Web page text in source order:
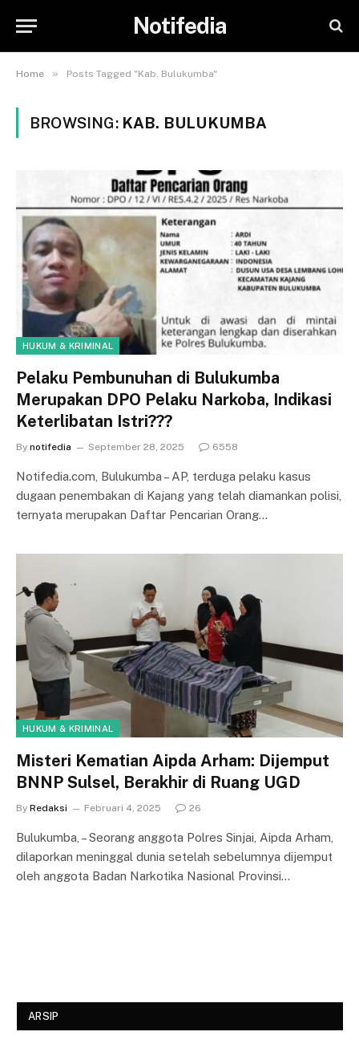
Notifedia
Home » Posts Tagged "Kab. Bulukumba"
BROWSING: KAB. BULUKUMBA
HUKUM & KRIMINAL
Pelaku Pembunuhan di Bulukumba
Merupakan DPO Pelaku Narkoba, Indikasi
Keterlibatan Istri???
By notifedia September 28, 2025 6558
Notifedia.com, Bulukumba – AP, terduga pelaku kasus
dugaan penembakan di Kajang yang telah diamankan polisi,
ternyata merupakan Daftar Pencarian Orang…
HUKUM & KRIMINAL
Misteri Kematian Aipda Arham: Dijemput
BNNP Sulsel, Berakhir di Ruang UGD
By Redaksi Februari 4, 2025 26
Bulukumba, – Seorang anggota Polres Sinjai, Aipda Arham,
dilaporkan meninggal dunia setelah sebelumnya dijemput
oleh anggota Badan Narkotika Nasional Provinsi…
ARSIP